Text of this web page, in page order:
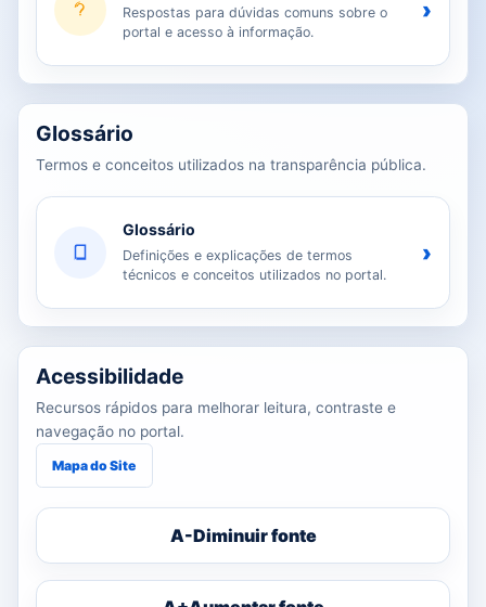
Respostas para dúvidas comuns sobre o
portal e acesso à informação.
›
Glossário
Termos e conceitos utilizados na transparência pública.
Glossário
Definições e explicações de termos
técnicos e conceitos utilizados no portal.
›
Acessibilidade
Recursos rápidos para melhorar leitura, contraste e
navegação no portal.
Mapa do Site
A-Diminuir fonte